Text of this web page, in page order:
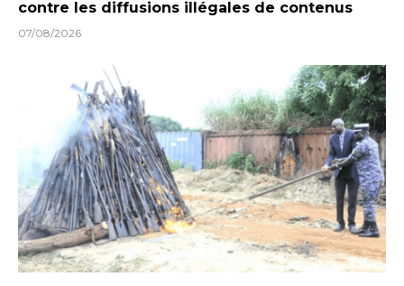
contre les diffusions illégales de contenus
07/08/2026